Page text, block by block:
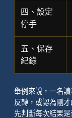
四、設定
停手
五、保存
紀錄
舉例來說，一名
反轉，或認為剛
先判斷每次結果